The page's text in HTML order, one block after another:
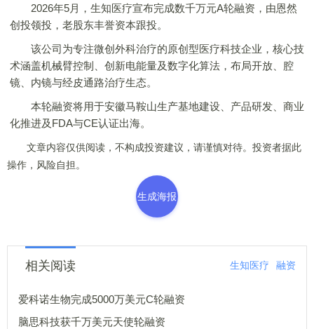
2026年5月，生知医疗宣布完成数千万元A轮融资，由恩然
创投领投，老股东丰誉资本跟投。
该公司为专注微创外科治疗的原创型医疗科技企业，核心技
术涵盖机械臂控制、创新电能量及数字化算法，布局开放、腔
镜、内镜与经皮通路治疗生态。
本轮融资将用于安徽马鞍山生产基地建设、产品研发、商业
化推进及FDA与CE认证出海。
文章内容仅供阅读，不构成投资建议，请谨慎对待。投资者据此
操作，风险自担。
生成海报
相关阅读 生知医疗 融资
爱科诺生物完成5000万美元C轮融资
脑思科技获千万美元天使轮融资